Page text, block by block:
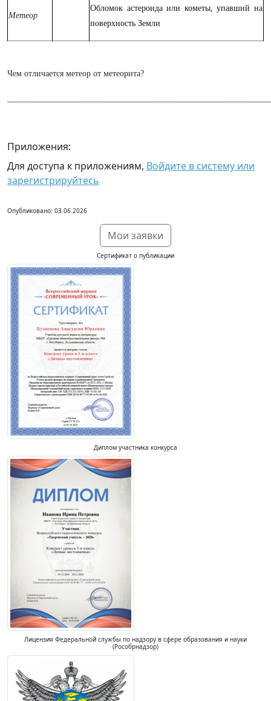
Метеор
Обломок астероида или кометы, упавший на
поверхность Земли
Чем отличается метеор от метеорита?
Приложения:
Для доступа к приложениям, Войдите в систему или
зарегистрируйтесь
Опубликовано: 03.06.2026
Мои заявки
Сертификат о публикации
Диплом участника конкурса
Лицензия Федеральной службы по надзору в сфере образования и науки
(Рособрнадзор)